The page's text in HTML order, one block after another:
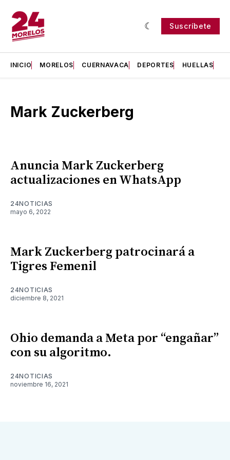
Suscríbete
INICIO MORELOS CUERNAVACA DEPORTES HUELLAS
Mark Zuckerberg
Anuncia Mark Zuckerberg
actualizaciones en WhatsApp
24NOTICIAS
mayo 6, 2022
Mark Zuckerberg patrocinará a
Tigres Femenil
24NOTICIAS
diciembre 8, 2021
Ohio demanda a Meta por “engañar”
con su algoritmo.
24NOTICIAS
noviembre 16, 2021